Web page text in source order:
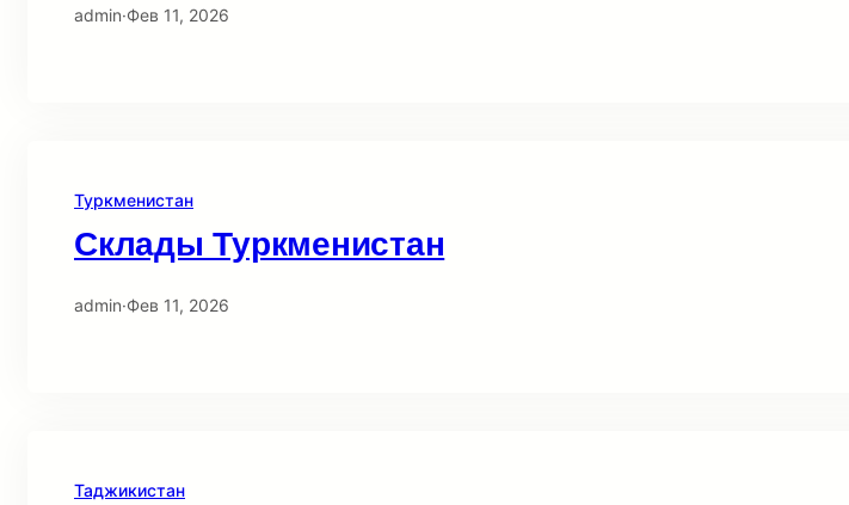
admin·Фев 11, 2026
Туркменистан
Склады Туркменистан
admin·Фев 11, 2026
Таджикистан